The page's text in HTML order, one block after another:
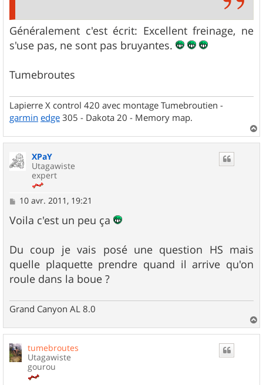
Généralement c'est écrit: Excellent freinage, ne
s'use pas, ne sont pas bruyantes.
Tumebroutes
Lapierre X control 420 avec montage Tumebroutien -
garmin edge 305 - Dakota 20 - Memory map.
a
XPaY
Utagawiste
expert
M
s
s
g
e
10 avr. 2011, 19:21
Voila c'est un peu ça
Du coup je vais posé une question HS mais
quelle plaquette prendre quand il arrive qu'on
roule dans la boue ?
Grand Canyon AL 8.0
a
tumebroutes
Utagawiste
gourou